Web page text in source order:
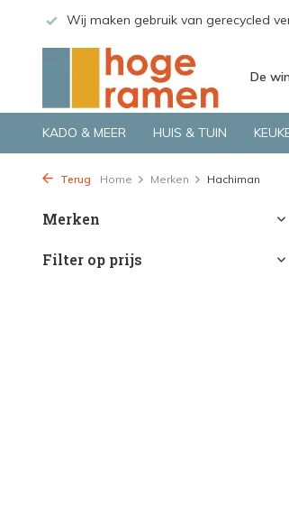
Wij maken gebruik van gerecycled
De
KADO & MEER HUIS & TUIN
Terug Home Merken Hachiman
Merken
Filter op prijs